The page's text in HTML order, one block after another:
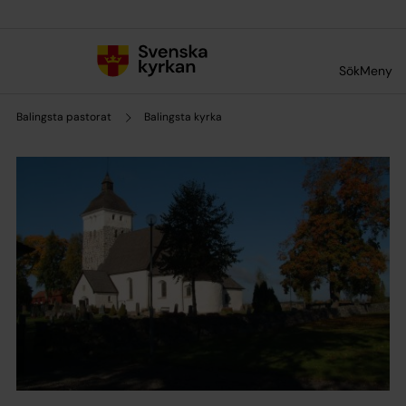
SökMeny
Balingsta pastorat Balingsta kyrka